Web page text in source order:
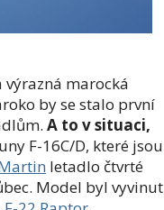
výrazná marocká
by se stalo první
A to v situaci,
F-16C/D, které jsou
letadlo čtvrté
Model byl vyvinut